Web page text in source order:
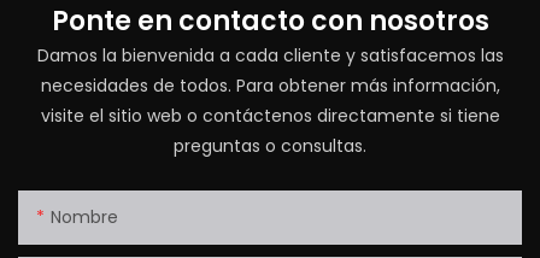
Ponte en contacto con nosotros
Damos la bienvenida a cada cliente y satisfacemos las
necesidades de todos. Para obtener más información,
visite el sitio web o contáctenos directamente si tiene
preguntas o consultas.
Nombre